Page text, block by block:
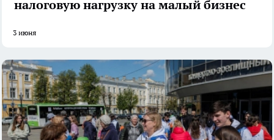
налоговую нагрузку на малый бизнес
3 июня